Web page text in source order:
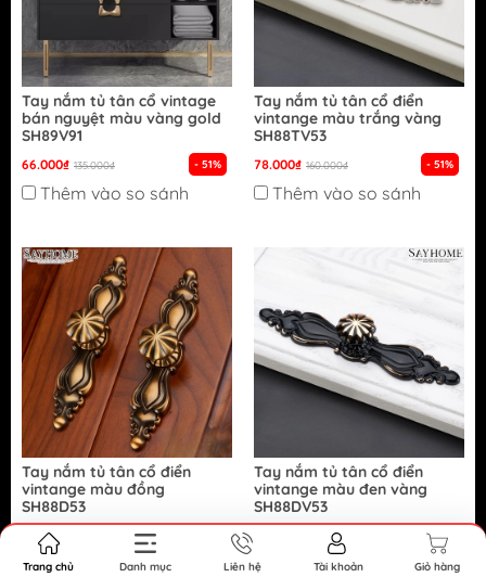
Tay nắm tủ tân cổ vintage
bán nguyệt màu vàng gold
SH89V91
66.000₫ 135.000₫ - 51%
Thêm vào so sánh
Tay nắm tủ tân cổ điển
vintange màu trắng vàng
SH88TV53
78.000₫ 160.000₫ - 51%
Thêm vào so sánh
Tay nắm tủ tân cổ điển
vintange màu đồng
SH88D53
86.000₫
Thêm vào so sánh
Tay nắm tủ tân cổ điển
vintange màu đen vàng
SH88DV53
160.000₫ - 51%
Thêm vào so sánh
Trang chủ Danh mục Liên hệ Tài khoản Giỏ hàng